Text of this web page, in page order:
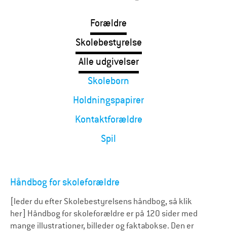
Forældre
Skolebestyrelse
Alle udgivelser
Skolebørn
Holdningspapirer
Kontaktforældre
Spil
Håndbog for skoleforældre
[leder du efter Skolebestyrelsens håndbog, så klik
her] Håndbog for skoleforældre er på 120 sider med
mange illustrationer, billeder og faktabokse. Den er